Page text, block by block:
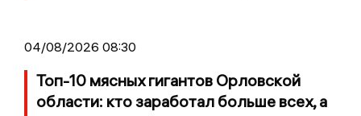
04/08/2026 08:30
Топ-10 мясных гигантов Орловской
области: кто заработал больше всех, а